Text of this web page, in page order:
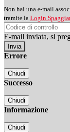
Non hai una e-mail
tramite la Login
E-mail inviata, si
Errore
Chiudi
Successo
Chiudi
Informazione
Chiudi